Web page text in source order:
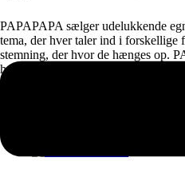
PAPAPAPA sælger udelukkende
tema, der hver taler ind i forskellige
stemning, der hvor de hænges op.
har snart over 1000+ unikke, dansk
til salg.